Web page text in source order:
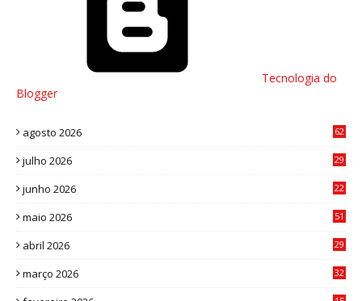
Tecnologia do
Blogger
agosto 2026 62
julho 2026
29
junho 2026
22
maio 2026
51
abril 2026
29
março 2026
32